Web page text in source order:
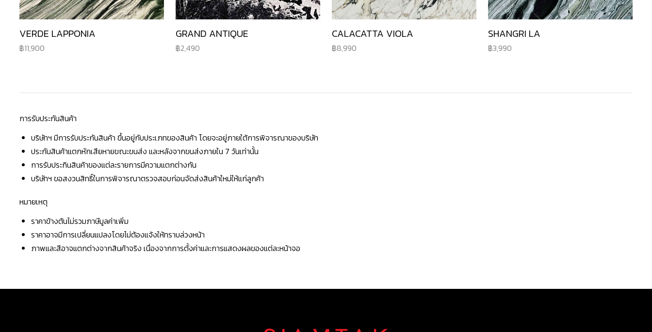
VERDE LAPPONIA
11,900
GRAND ANTIQUE
2,490
CALACATTA VIOLA
8,990
SHANGRI LA
3,990
การรับประกันสินค้า
บริษัทฯ มีการรับประกันสินค้า ขึ้นอยู่กับประเภทของสินค้า โดยจะอยู่ภายใต้การพิจารณาของบริษัท
ประกันสินค้าแตกหักเสียหายขณะขนส่ง และหลังจากขนส่งภายใน 7 วันเท่านั้น
การรับประกินสินค้าของแต่ละรายการมีความแตกต่างกัน
บริษัทฯ ขอสงวนสิทธิ์ในการพิจารณาตรวจสอบก่อนจัดส่งสินค้าใหม่ให้แก่ลูกค้า
หมายเหตุ
ราคาข้างต้นไม่รวมภาษีมูลค่าเพิ่ม
ราคาอาจมีการเปลี่ยนแปลงโดยไม่ต้องแจ้งให้ทราบล่วงหน้า
ภาพและสีอาจแตกต่างจากสินค้าจริง เนื่องจากการตั้งค่าและการแสดงผลของแต่ละหน้าจอ